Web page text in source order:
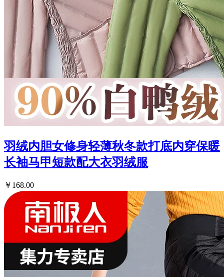
羽绒内胆女修身轻薄秋冬款打底内穿保暖
长袖马甲短款配大衣羽绒服
￥168.00